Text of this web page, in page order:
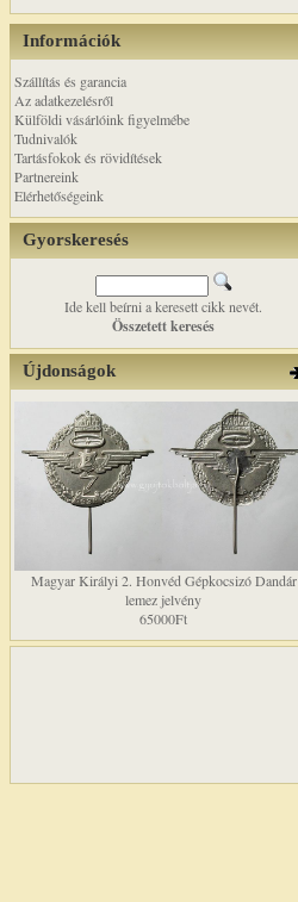
Információk
Szállítás és garancia
Az adatkezelésről
Külföldi vásárlóink figyelmébe
Tudnivalók
Tartásfokok és rövidítések
Partnereink
Elérhetőségeink
Gyorskeresés
Ide kell beírni a keresett cikk nevét.
Összetett keresés
Újdonságok
Magyar Királyi 2. Honvéd Gépkocsizó Dandár
lemez jelvény
65000Ft